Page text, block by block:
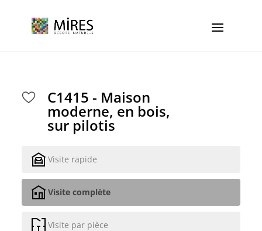
C1415 - Maison
moderne, en bois,
sur pilotis
Visite rapide
Visite complète
Visite par pièce